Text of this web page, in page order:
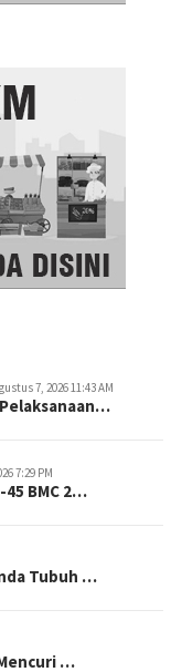
7, 2026 11:43 AM
7:29 PM
BMC 2…
Tubuh …
…